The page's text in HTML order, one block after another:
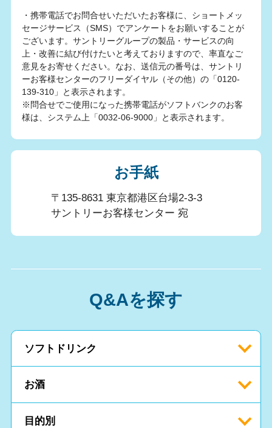
・携帯電話でお問合せいただいたお客様に、ショートメッ
セージサービス（SMS）でアンケートをお願いすることが
ございます。サントリーグループの製品・サービスの向
上・改善に結び付けたいと考えておりますので、率直なご
意見をお寄せください。なお、送信元の番号は、サントリ
ーお客様センターのフリーダイヤル（その他）の「0120-
139-310」と表示されます。
※問合せでご使用になった携帯電話がソフトバンクのお客
様は、システム上「0032-06-9000」と表示されます。
お手紙
〒135-8631 東京都港区台場2-3-3
サントリーお客様センター 宛
Q&Aを探す
ソフトドリンク
お酒
目的別